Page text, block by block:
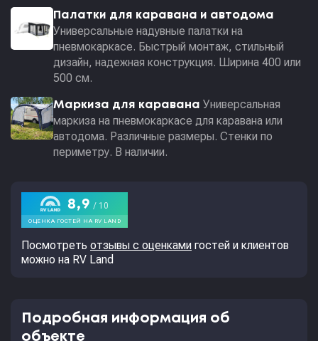
Палатки для каравана и автодома
Универсальные надувные палатки на
пневмокаркасе. Быстрый монтаж, стильный
дизайн, надежная конструкция. Ширина 400 или
500 см.
Маркиза для каравана Универсальная
маркиза на пневмокаркасе для каравана или
автодома. Различные размеры. Стенки по
периметру. В наличии.
Посмотреть отзывы с оценками гостей и клиентов
можно на RV Land
Подробная информация об
объекте